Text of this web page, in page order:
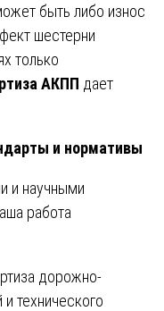
быть либо износ
шестерни
только
АКПП дает
и нормативы
и научными
работа
дорожно-
технического